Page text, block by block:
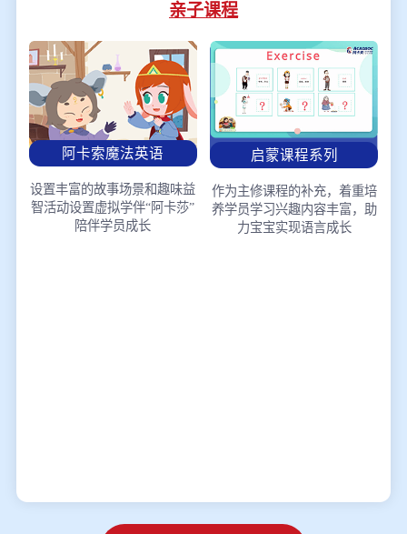
亲子课程
阿卡索魔法英语
设置丰富的故事场景和趣味益
智活动设置虚拟学伴“阿卡莎”
陪伴学员成长
启蒙课程系列
作为主修课程的补充，着重培
养学员学习兴趣内容丰富，助
力宝宝实现语言成长